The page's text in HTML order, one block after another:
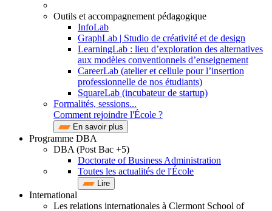
Outils et accompagnement pédagogique
InfoLab
GraphLab | Studio de créativité et de design
LearningLab : lieu d’exploration des alternatives
aux modèles conventionnels d’enseignement
CareerLab (atelier et cellule pour l’insertion
professionnelle de nos étudiants)
SquareLab (incubateur de startup)
Formalités, sessions...
Comment rejoindre l'École ?
En savoir plus
Programme DBA
DBA (Post Bac +5)
Doctorate of Business Administration
Toutes les actualités de l'École
Lire
International
Les relations internationales à Clermont School of